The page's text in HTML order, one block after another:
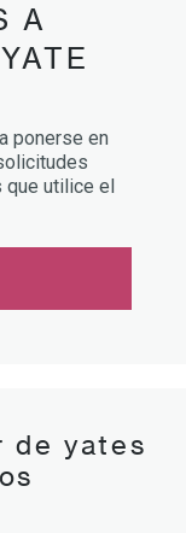
A
ponerse en
que utilice el
de yates